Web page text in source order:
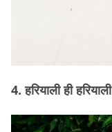
4. हरियाली ही हरियाली